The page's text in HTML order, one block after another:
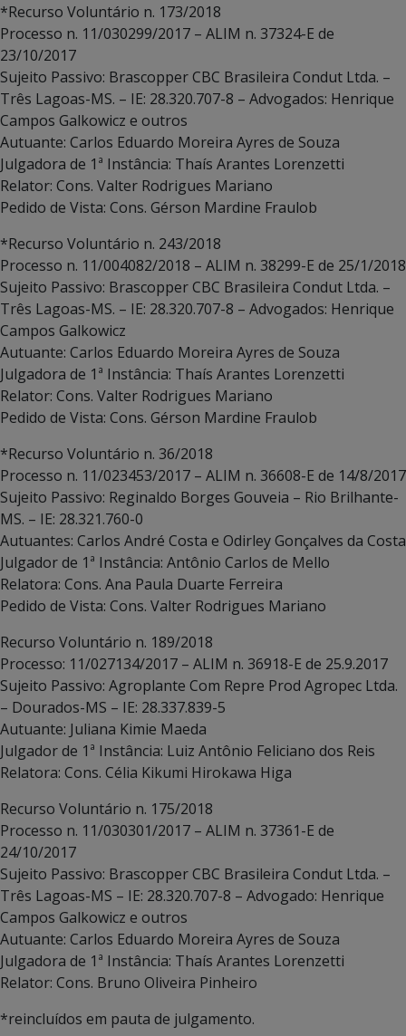
*Recurso Voluntário n. 173/2018
Processo n. 11/030299/2017 – ALIM n. 37324-E de
23/10/2017
Sujeito Passivo: Brascopper CBC Brasileira Condut Ltda. –
Três Lagoas-MS. – IE: 28.320.707-8 – Advogados: Henrique
Campos Galkowicz e outros
Autuante: Carlos Eduardo Moreira Ayres de Souza
Julgadora de 1ª Instância: Thaís Arantes Lorenzetti
Relator: Cons. Valter Rodrigues Mariano
Pedido de Vista: Cons. Gérson Mardine Fraulob
*Recurso Voluntário n. 243/2018
Processo n. 11/004082/2018 – ALIM n. 38299-E de 25/1/2018
Sujeito Passivo: Brascopper CBC Brasileira Condut Ltda. –
Três Lagoas-MS. – IE: 28.320.707-8 – Advogados: Henrique
Campos Galkowicz
Autuante: Carlos Eduardo Moreira Ayres de Souza
Julgadora de 1ª Instância: Thaís Arantes Lorenzetti
Relator: Cons. Valter Rodrigues Mariano
Pedido de Vista: Cons. Gérson Mardine Fraulob
*Recurso Voluntário n. 36/2018
Processo n. 11/023453/2017 – ALIM n. 36608-E de 14/8/2017
Sujeito Passivo: Reginaldo Borges Gouveia – Rio Brilhante-
MS. – IE: 28.321.760-0
Autuantes: Carlos André Costa e Odirley Gonçalves da Costa
Julgador de 1ª Instância: Antônio Carlos de Mello
Relatora: Cons. Ana Paula Duarte Ferreira
Pedido de Vista: Cons. Valter Rodrigues Mariano
Recurso Voluntário n. 189/2018
Processo: 11/027134/2017 – ALIM n. 36918-E de 25.9.2017
Sujeito Passivo: Agroplante Com Repre Prod Agropec Ltda.
– Dourados-MS – IE: 28.337.839-5
Autuante: Juliana Kimie Maeda
Julgador de 1ª Instância: Luiz Antônio Feliciano dos Reis
Relatora: Cons. Célia Kikumi Hirokawa Higa
Recurso Voluntário n. 175/2018
Processo n. 11/030301/2017 – ALIM n. 37361-E de
24/10/2017
Sujeito Passivo: Brascopper CBC Brasileira Condut Ltda. –
Três Lagoas-MS – IE: 28.320.707-8 – Advogado: Henrique
Campos Galkowicz e outros
Autuante: Carlos Eduardo Moreira Ayres de Souza
Julgadora de 1ª Instância: Thaís Arantes Lorenzetti
Relator: Cons. Bruno Oliveira Pinheiro
*reincluídos em pauta de julgamento.